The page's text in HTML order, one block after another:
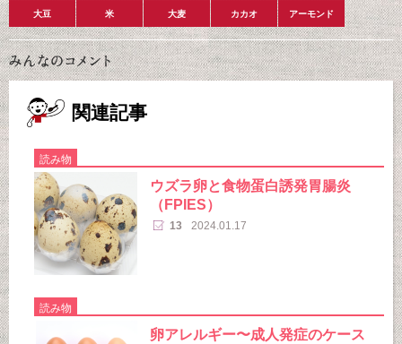
大豆 米 大麦 カカオ アーモンド
関連記事
読み物
ウズラ卵と食物蛋白誘発胃腸炎
（FPIES）
13 2024.01.17
読み物
卵アレルギー〜成人発症のケース